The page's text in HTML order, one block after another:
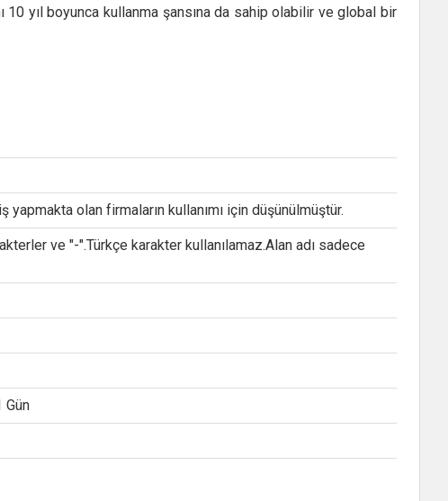
10 yıl boyunca kullanma şansına da sahip olabilir ve global bir
olan firmaların kullanımı için düşünülmüştür.
ve "-".Türkçe karakter kullanılamaz.Alan adı sadece
Gün